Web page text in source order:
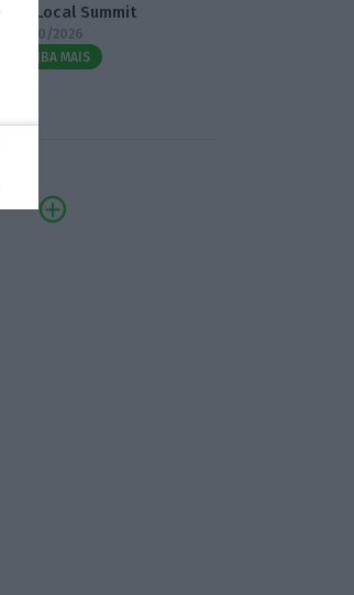
3.º Local Summit
07/10/2026
SAIBA MAIS